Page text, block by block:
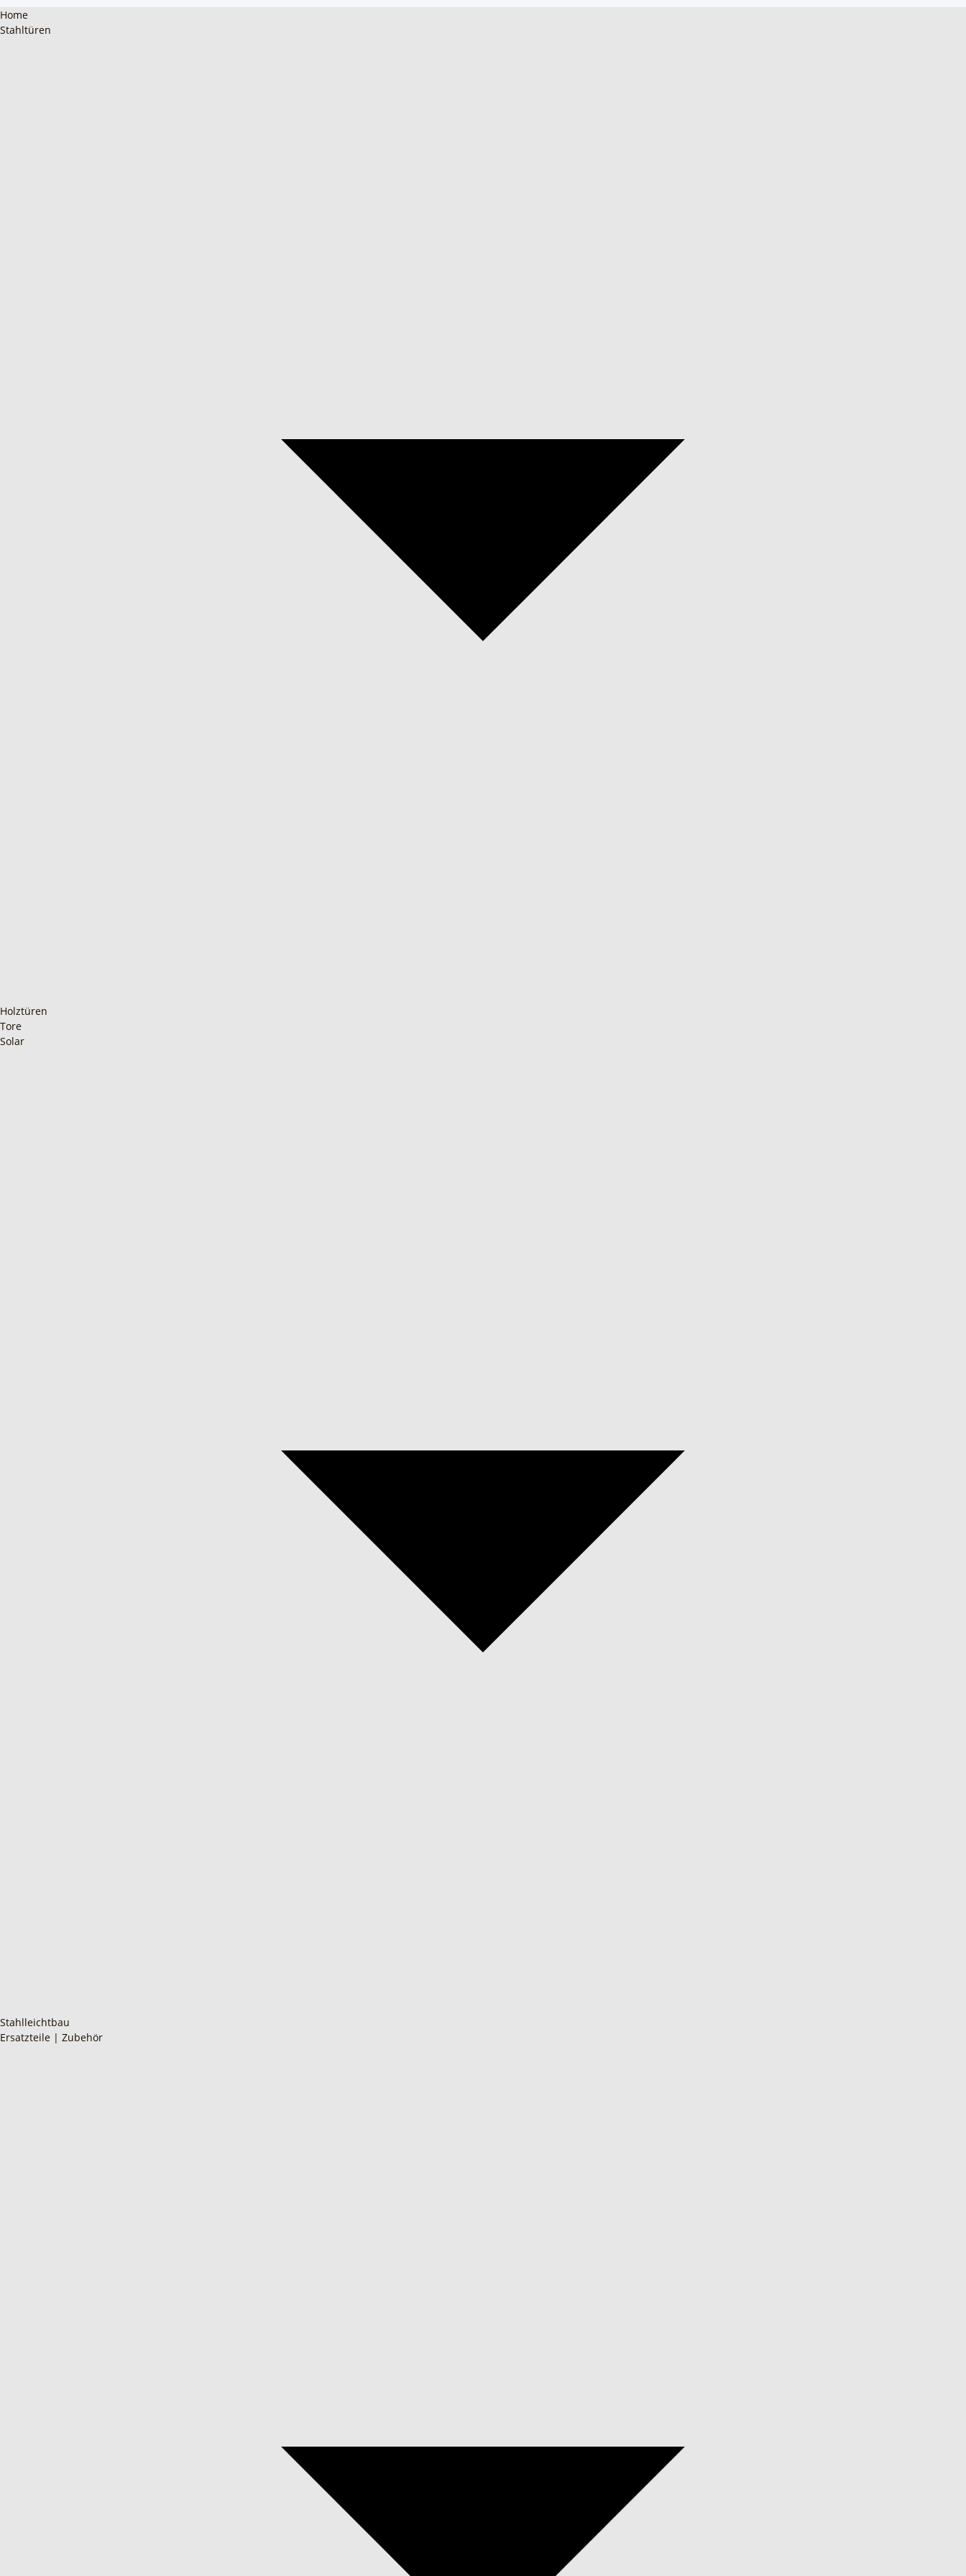
Home
Stahltüren
Holztüren
Tore
Solar
Stahlleichtbau
Ersatzteile | Zubehör